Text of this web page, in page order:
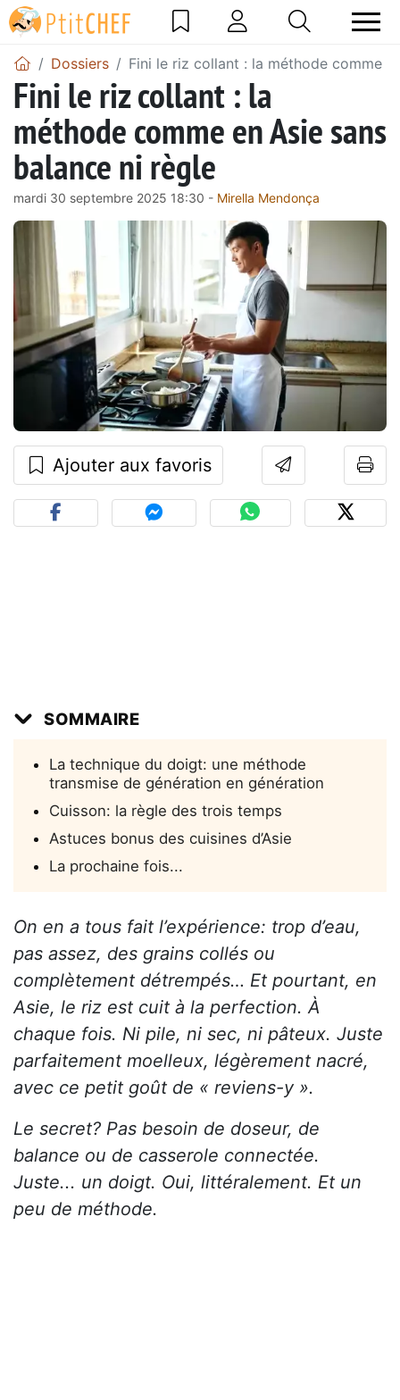
Dossiers Fini le riz collant : la méthode comme
Fini le riz collant : la
méthode comme en Asie sans
balance ni règle
mardi 30 septembre 2025 18:30 - Mirella Mendonça
Ajouter aux favoris
SOMMAIRE
La technique du doigt: une méthode
transmise de génération en génération
Cuisson: la règle des trois temps
Astuces bonus des cuisines d’Asie
La prochaine fois...
On en a tous fait l’expérience: trop d’eau,
pas assez, des grains collés ou
complètement détrempés… Et pourtant, en
Asie, le riz est cuit à la perfection. À
chaque fois. Ni pile, ni sec, ni pâteux. Juste
parfaitement moelleux, légèrement nacré,
avec ce petit goût de « reviens-y ».
Le secret? Pas besoin de doseur, de
balance ou de casserole connectée.
Juste... un doigt. Oui, littéralement. Et un
peu de méthode.